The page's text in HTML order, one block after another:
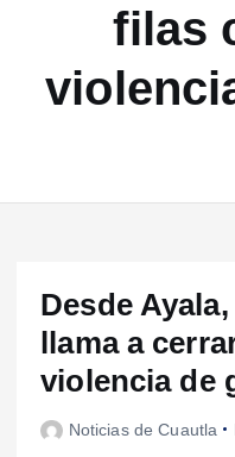
filas
Desde
llama a
violencia de
Noticias de Cuautla